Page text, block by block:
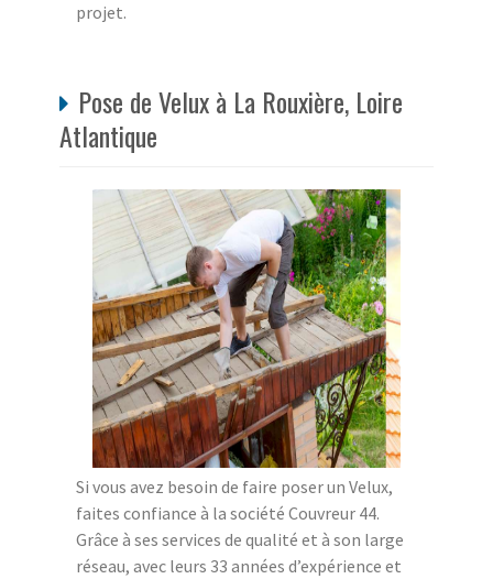
projet.
Pose de Velux à La Rouxière, Loire
Atlantique
Si vous avez besoin de faire poser un Velux,
faites confiance à la société Couvreur 44.
Grâce à ses services de qualité et à son large
réseau, avec leurs 33 années d’expérience et